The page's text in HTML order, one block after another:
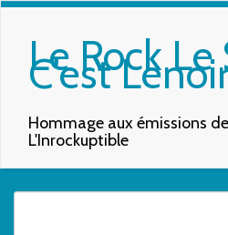
Le Rock Le
C'est
Hommage aux émissions de
L'Inrockuptible